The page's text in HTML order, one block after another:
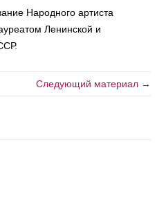
Народного артиста
Ленинской и
Следующий материал →